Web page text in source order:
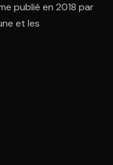
publié en 2018 par
et les